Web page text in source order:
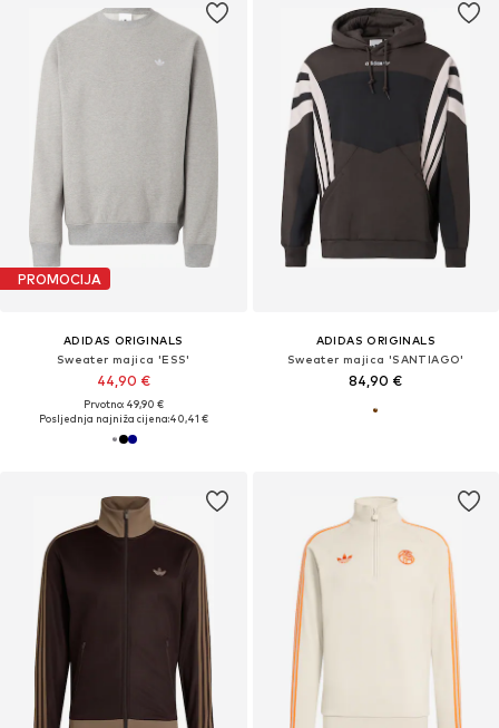
PROMOCIJA
ADIDAS ORIGINALS
Sweater majica 'ESS'
44,90 €
Prvotno: 49,90 €
Posljednja najniža cijena:40,41 €
ADIDAS ORIGINALS
Sweater majica 'SANTIAGO'
84,90 €